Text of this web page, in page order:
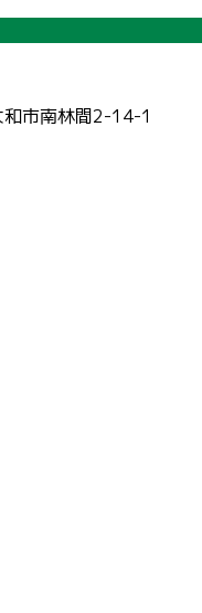
市南林間2-14-1